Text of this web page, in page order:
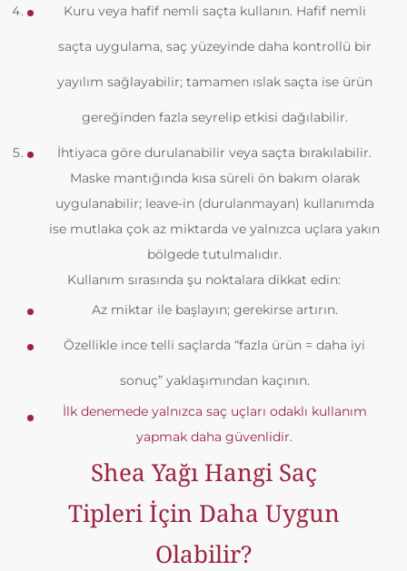
Kuru veya hafif nemli saçta kullanın. Hafif nemli
saçta uygulama, saç yüzeyinde daha kontrollü bir
yayılım sağlayabilir; tamamen ıslak saçta ise ürün
gereğinden fazla seyrelip etkisi dağılabilir.
İhtiyaca göre durulanabilir veya saçta bırakılabilir.
Maske mantığında kısa süreli ön bakım olarak
uygulanabilir; leave-in (durulanmayan) kullanımda
ise mutlaka çok az miktarda ve yalnızca uçlara yakın
bölgede tutulmalıdır.
Kullanım sırasında şu noktalara dikkat edin:
Az miktar ile başlayın; gerekirse artırın.
Özellikle ince telli saçlarda “fazla ürün = daha iyi
sonuç” yaklaşımından kaçının.
İlk denemede yalnızca saç uçları odaklı kullanım
yapmak daha güvenlidir.
Shea Yağı Hangi Saç
Tipleri İçin Daha Uygun
Olabilir?